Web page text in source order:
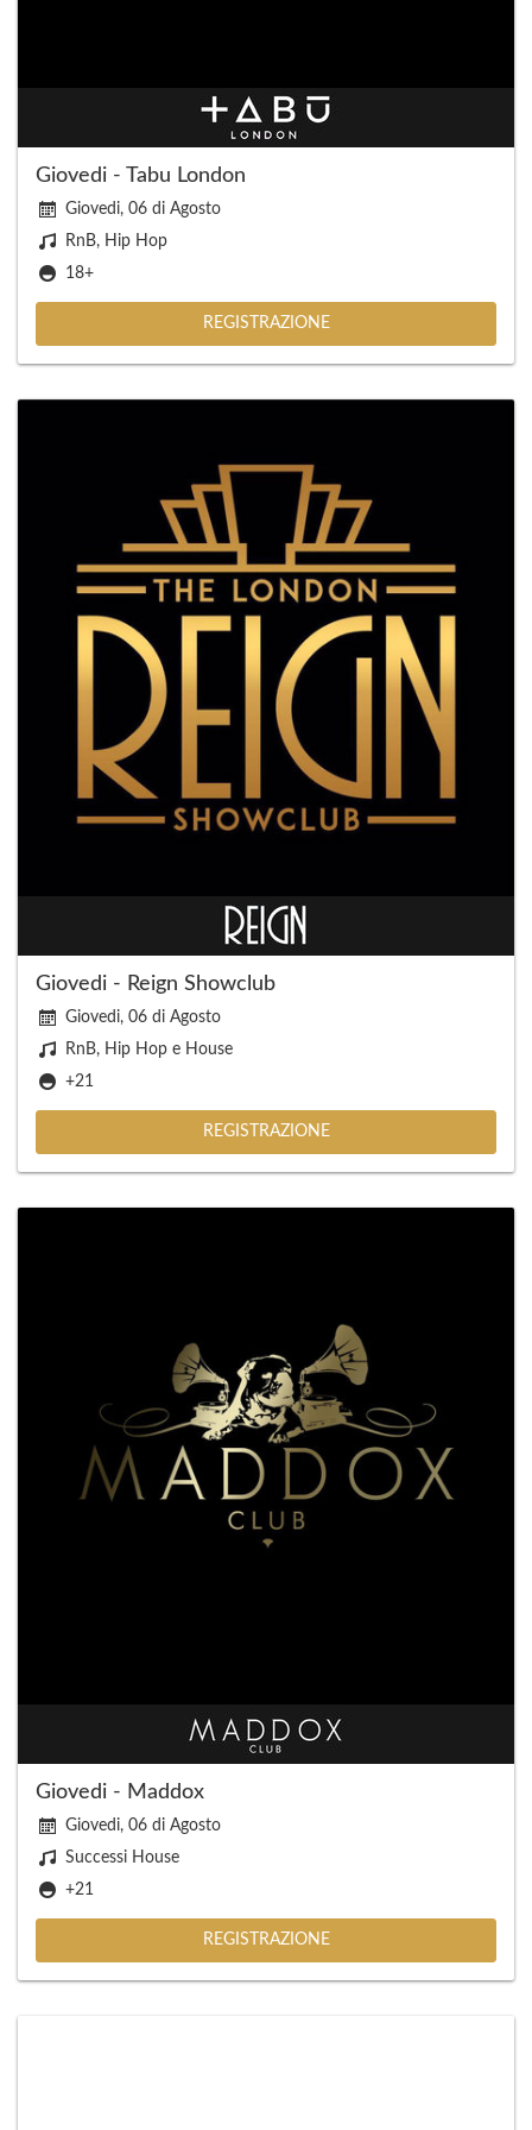
Giovedi - Tabu London
Giovedi, 06 di Agosto
RnB, Hip Hop
18+
REGISTRAZIONE
Giovedi - Reign Showclub
Giovedi, 06 di Agosto
RnB, Hip Hop e House
+21
REGISTRAZIONE
Giovedi - Maddox
Giovedi, 06 di Agosto
Successi House
+21
REGISTRAZIONE